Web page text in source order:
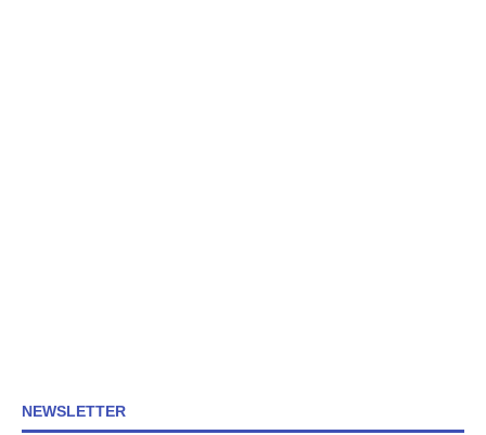
NEWSLETTER